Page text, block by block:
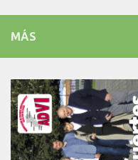
MÁS